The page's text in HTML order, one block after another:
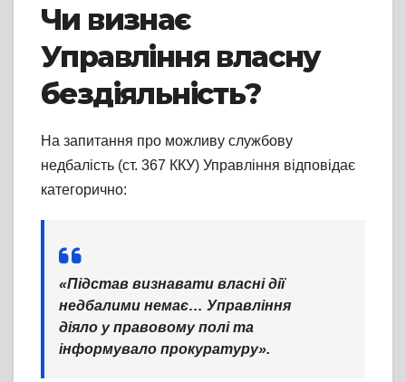
Чи визнає
Управління власну
бездіяльність?
На запитання про можливу службову
недбалість (ст. 367 ККУ) Управління відповідає
категорично:
«Підстав визнавати власні дії
недбалими немає… Управління
діяло у правовому полі та
інформувало прокуратуру».